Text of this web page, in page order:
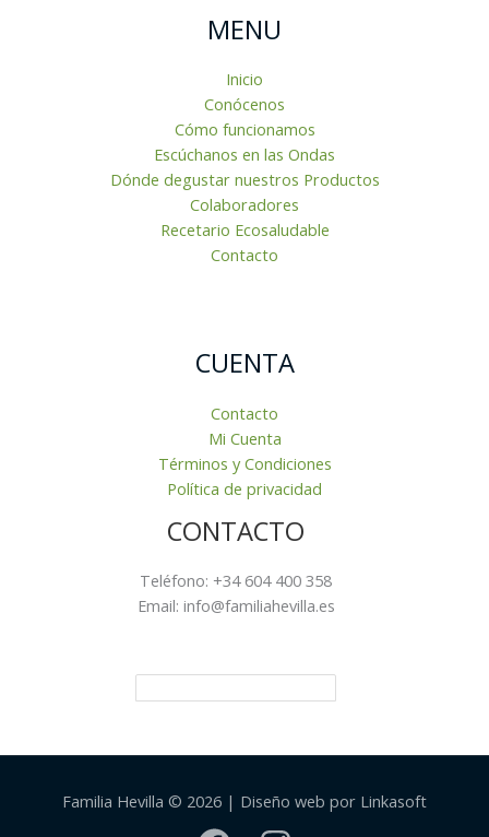
MENU
Inicio
Conócenos
Cómo funcionamos
Escúchanos en las Ondas
Dónde degustar nuestros Productos
Colaboradores
Recetario Ecosaludable
Contacto
CUENTA
Contacto
Mi Cuenta
Términos y Condiciones
Política de privacidad
CONTACTO
Teléfono: +34 604 400 358
Email: info@familiahevilla.es
Familia Hevilla © 2026 | Diseño web por Linkasoft